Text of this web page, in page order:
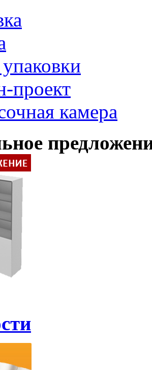
проект
камера